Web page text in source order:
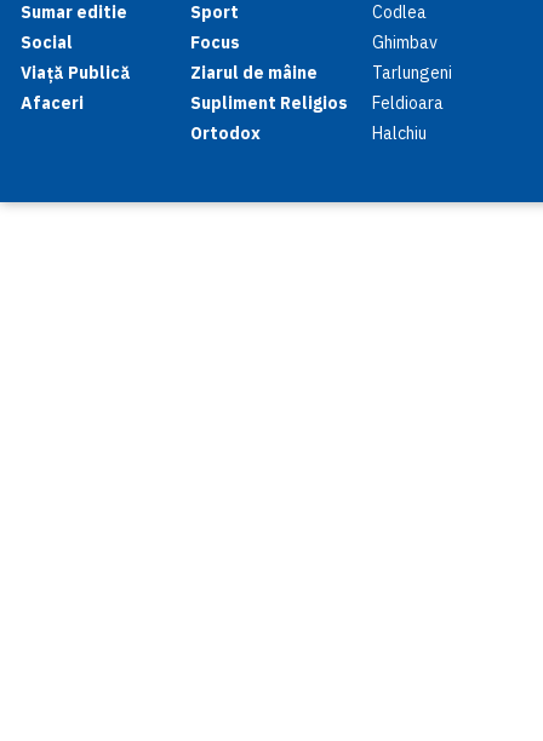
Sumar editie
Social
Viață Publică
Afaceri
Sport
Focus
Ziarul de mâine
Supliment Religios
Ortodox
Codlea
Ghimbav
Tarlungeni
Feldioara
Halchiu